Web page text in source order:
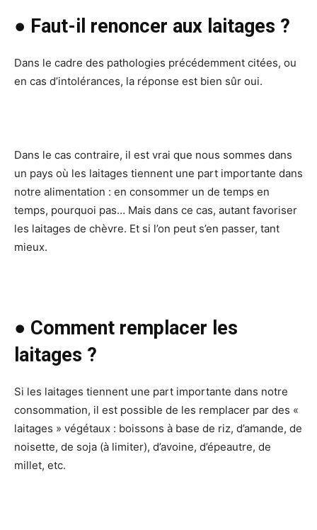
● Faut-il renoncer aux laitages ?
Dans le cadre des pathologies précédemment citées, ou
en cas d’intolérances, la réponse est bien sûr oui.
Dans le cas contraire, il est vrai que nous sommes dans
un pays où les laitages tiennent une part importante dans
notre alimentation : en consommer un de temps en
temps, pourquoi pas… Mais dans ce cas, autant favoriser
les laitages de chèvre. Et si l’on peut s’en passer, tant
mieux.
● Comment remplacer les
laitages ?
Si les laitages tiennent une part importante dans notre
consommation, il est possible de les remplacer par des «
laitages » végétaux : boissons à base de riz, d’amande, de
noisette, de soja (à limiter), d’avoine, d’épeautre, de
millet, etc.